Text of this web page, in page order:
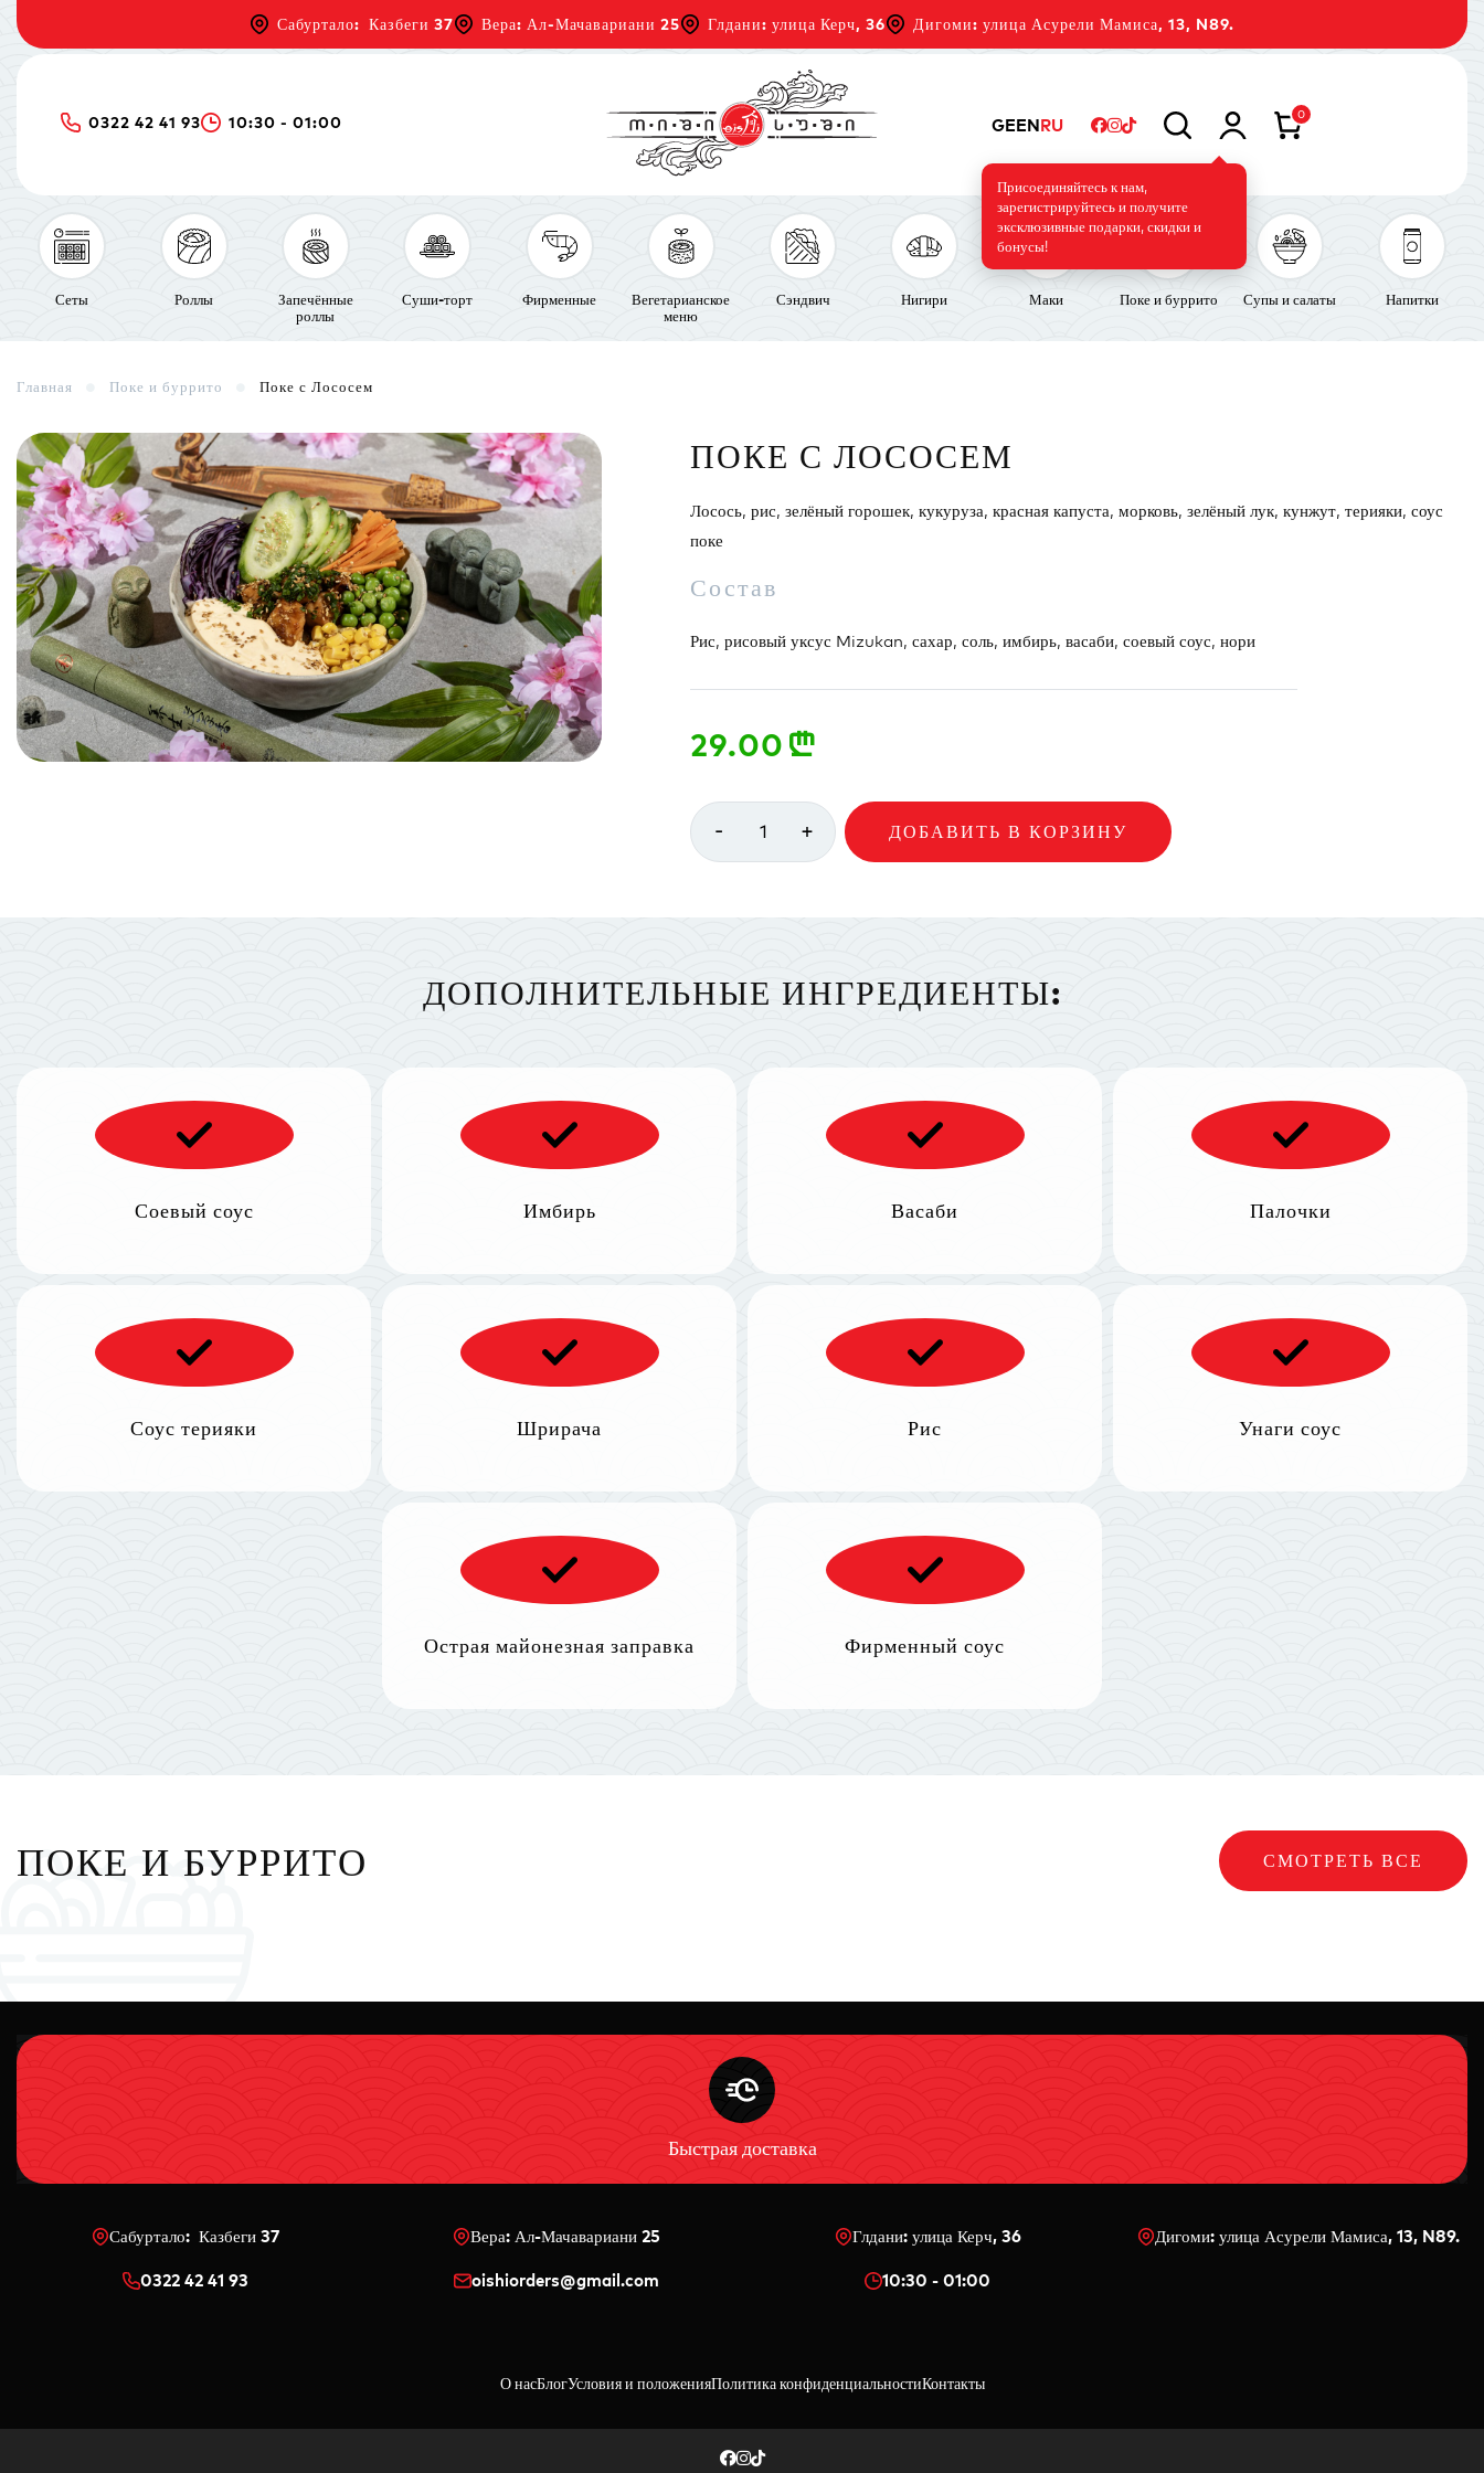
Сабуртало: Казбеги 37 Вера: Ал-Мачавариани 25 Глдани: улица Керч, 36 Дигоми: улица Асурели Мамиса, 13, N89.
0322 42 41 93 10:30 - 01:00 GEENRU
Присоединяйтесь к нам,
зарегистрируйтесь и получите
эксклюзивные подарки, скидки и
бонусы!
0
Сеты Роллы
Запечённые
роллы
Суши-торт Фирменные
Вегетарианское
меню
Сэндвич Нигири Маки Поке и буррито Супы и салаты Напитки
Главная Поке и буррито Поке с Лососем
ПОКЕ С ЛОСОСЕМ
Лосось, рис, зелёный горошек, кукуруза, красная капуста, морковь, зелёный лук, кунжут, терияки, соус
поке
Состав
Рис, рисовый уксус Mizukan, сахар, соль, имбирь, васаби, соевый соус, нори
29.00 n
- 1 + ДОБАВИТЬ В КОРЗИНУ
ДОПОЛНИТЕЛЬНЫЕ ИНГРЕДИЕНТЫ:
Соевый соус Имбирь Васаби Палочки
Соус терияки Шрирача Рис Унаги соус
Острая майонезная заправка Фирменный соус
ПОКЕ И БУРРИТО СМОТРЕТЬ ВСЕ
Быстрая доставка
Сабуртало: Казбеги 37 Вера: Ал-Мачавариани 25 Глдани: улица Керч, 36 Дигоми: улица Асурели Мамиса, 13, N89.
0322 42 41 93 oishiorders@gmail.com 10:30 - 01:00
О насБлогУсловия и положенияПолитика конфиденциальностиКонтакты